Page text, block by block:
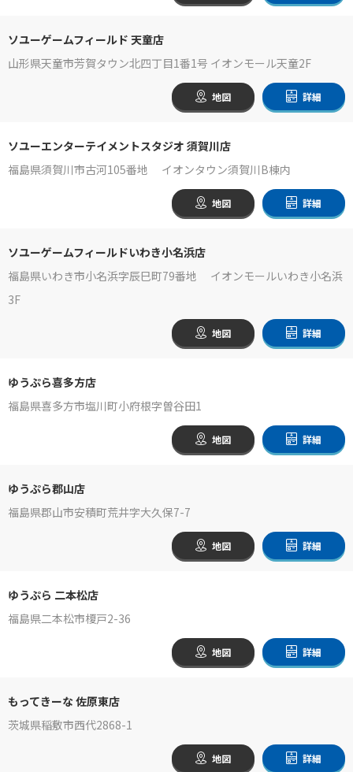
ソユーゲームフィールド 天童店
山形県天童市芳賀タウン北四丁目1番1号 イオンモール天童2F
地図 詳細
ソユーエンターテイメントスタジオ 須賀川店
福島県須賀川市古河105番地 イオンタウン須賀川B棟内
地図 詳細
ソユーゲームフィールドいわき小名浜店
福島県いわき市小名浜字辰巳町79番地 イオンモールいわき小名浜
3F
地図 詳細
ゆうぷら喜多方店
福島県喜多方市塩川町小府根字曽谷田1
地図 詳細
ゆうぷら郡山店
福島県郡山市安積町荒井字大久保7-7
地図 詳細
ゆうぷら 二本松店
福島県二本松市榎戸2-36
地図 詳細
もってきーな 佐原東店
茨城県稲敷市西代2868-1
地図 詳細